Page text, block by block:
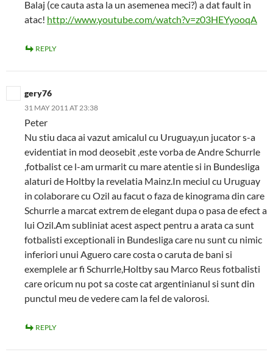
Balaj (ce cauta asta la un asemenea meci?) a dat fault in
atac! http://www.youtube.com/watch?v=z03HEYyooqA
REPLY
gery76
31 MAY 2011 AT 23:38
Peter
Nu stiu daca ai vazut amicalul cu Uruguay,un jucator s-a
evidentiat in mod deosebit ,este vorba de Andre Schurrle
,fotbalist ce l-am urmarit cu mare atentie si in Bundesliga
alaturi de Holtby la revelatia Mainz.In meciul cu Uruguay
in colaborare cu Ozil au facut o faza de kinograma din care
Schurrle a marcat extrem de elegant dupa o pasa de efect a
lui Ozil.Am subliniat acest aspect pentru a arata ca sunt
fotbalisti exceptionali in Bundesliga care nu sunt cu nimic
inferiori unui Aguero care costa o caruta de bani si
exemplele ar fi Schurrle,Holtby sau Marco Reus fotbalisti
care oricum nu pot sa coste cat argentinianul si sunt din
punctul meu de vedere cam la fel de valorosi.
REPLY